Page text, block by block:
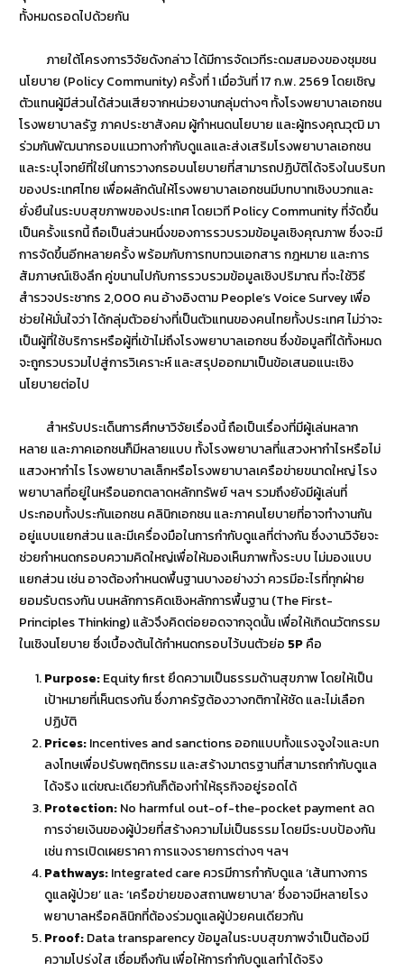
ทั้งหมดรอดไปด้วยกัน
ภายใต้โครงการวิจัยดังกล่าว ได้มีการจัดเวทีระดมสมองของชุมชน
นโยบาย (Policy Community) ครั้งที่ 1 เมื่อวันที่ 17 ก.พ. 2569 โดยเชิญ
ตัวแทนผู้มีส่วนได้ส่วนเสียจากหน่วยงานกลุ่มต่างๆ ทั้งโรงพยาบาลเอกชน
โรงพยาบาลรัฐ ภาคประชาสังคม ผู้กำหนดนโยบาย และผู้ทรงคุณวุฒิ มา
ร่วมกันพัฒนากรอบแนวทางกำกับดูแลและส่งเสริมโรงพยาบาลเอกชน
และระบุโจทย์ที่ใช่ในการวางกรอบนโยบายที่สามารถปฏิบัติได้จริงในบริบท
ของประเทศไทย เพื่อผลักดันให้โรงพยาบาลเอกชนมีบทบาทเชิงบวกและ
ยั่งยืนในระบบสุขภาพของประเทศ โดยเวที Policy Community ที่จัดขึ้น
เป็นครั้งแรกนี้ ถือเป็นส่วนหนึ่งของการรวบรวมข้อมูลเชิงคุณภาพ ซึ่งจะมี
การจัดขึ้นอีกหลายครั้ง พร้อมกับการทบทวนเอกสาร กฎหมาย และการ
สัมภาษณ์เชิงลึก คู่ขนานไปกับการรวบรวมข้อมูลเชิงปริมาณ ที่จะใช้วิธี
สำรวจประชากร 2,000 คน อ้างอิงตาม People’s Voice Survey เพื่อ
ช่วยให้มั่นใจว่า ได้กลุ่มตัวอย่างที่เป็นตัวแทนของคนไทยทั้งประเทศ ไม่ว่าจะ
เป็นผู้ที่ใช้บริการหรือผู้ที่เข้าไม่ถึงโรงพยาบาลเอกชน ซึ่งข้อมูลที่ได้ทั้งหมด
จะถูกรวบรวมไปสู่การวิเคราะห์ และสรุปออกมาเป็นข้อเสนอแนะเชิง
นโยบายต่อไป
สำหรับประเด็นการศึกษาวิจัยเรื่องนี้ ถือเป็นเรื่องที่มีผู้เล่นหลาก
หลาย และภาคเอกชนก็มีหลายแบบ ทั้งโรงพยาบาลที่แสวงหากำไรหรือไม่
แสวงหากำไร โรงพยาบาลเล็กหรือโรงพยาบาลเครือข่ายขนาดใหญ่ โรง
พยาบาลที่อยู่ในหรือนอกตลาดหลักทรัพย์ ฯลฯ รวมถึงยังมีผู้เล่นที่
ประกอบทั้งประกันเอกชน คลินิกเอกชน และภาคนโยบายที่อาจทำงานกัน
อยู่แบบแยกส่วน และมีเครื่องมือในการกำกับดูแลที่ต่างกัน ซึ่งงานวิจัยจะ
ช่วยกำหนดกรอบความคิดใหญ่เพื่อให้มองเห็นภาพทั้งระบบ ไม่มองแบบ
แยกส่วน เช่น อาจต้องกำหนดพื้นฐานบางอย่างว่า ควรมีอะไรที่ทุกฝ่าย
ยอมรับตรงกัน บนหลักการคิดเชิงหลักการพื้นฐาน (The First-
Principles Thinking) แล้วจึงคิดต่อยอดจากจุดนั้น เพื่อให้เกิดนวัตกรรม
ในเชิงนโยบาย ซึ่งเบื้องต้นได้กำหนดกรอบไว้บนตัวย่อ 5Pคือ
Purpose:Equity first ยึดความเป็นธรรมด้านสุขภาพ โดยให้เป็น
เป้าหมายที่เห็นตรงกัน ซึ่งภาครัฐต้องวางกติกาให้ชัด และไม่เลือก
ปฏิบัติ
Prices:Incentives and sanctions ออกแบบทั้งแรงจูงใจและบท
ลงโทษเพื่อปรับพฤติกรรม และสร้างมาตรฐานที่สามารถกำกับดูแล
ได้จริง แต่ขณะเดียวกันก็ต้องทำให้ธุรกิจอยู่รอดได้
Protection:No harmful out-of-the-pocket payment ลด
การจ่ายเงินของผู้ป่วยที่สร้างความไม่เป็นธรรม โดยมีระบบป้องกัน
เช่น การเปิดเผยราคา การแจงรายการต่างๆ ฯลฯ
Pathways:Integrated care ควรมีการกำกับดูแล ‘เส้นทางการ
ดูแลผู้ป่วย’ และ ‘เครือข่ายของสถานพยาบาล’ ซึ่งอาจมีหลายโรง
พยาบาลหรือคลินิกที่ต้องร่วมดูแลผู้ป่วยคนเดียวกัน
Proof:Data transparency ข้อมูลในระบบสุขภาพจำเป็นต้องมี
ความโปร่งใส เชื่อมถึงกัน เพื่อให้การกำกับดูแลทำได้จริง